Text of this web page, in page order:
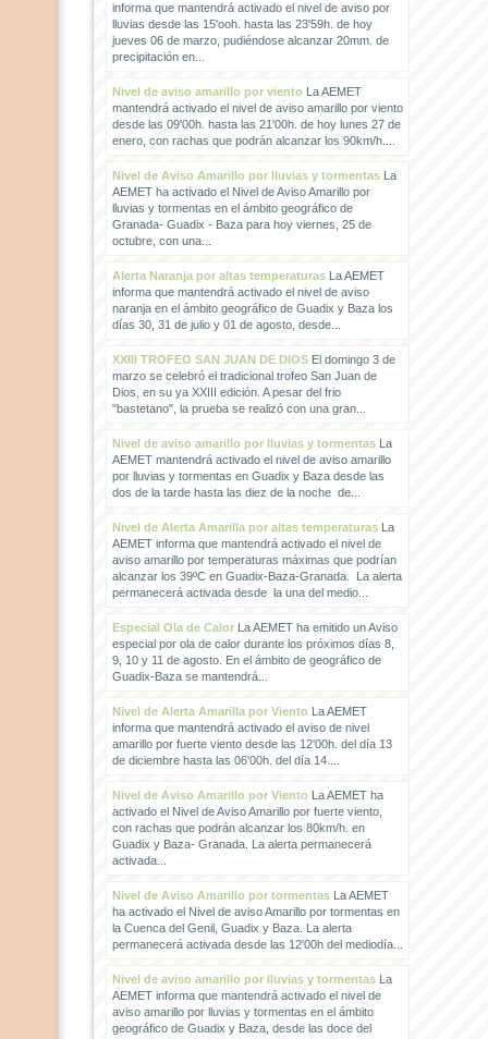
informa que mantendrá activado el nivel de aviso por
lluvias desde las 15'ooh. hasta las 23'59h. de hoy
jueves 06 de marzo, pudiéndose alcanzar 20mm. de
precipitación en...
Nivel de aviso amarillo por vientoLa AEMET
mantendrá activado el nivel de aviso amarillo por viento
desde las 09'00h. hasta las 21'00h. de hoy lunes 27 de
enero, con rachas que podrán alcanzar los 90km/h....
Nivel de Aviso Amarillo por lluvias y tormentasLa
AEMET ha activado el Nivel de Aviso Amarillo por
lluvias y tormentas en el ámbito geográfico de
Granada- Guadix - Baza para hoy viernes, 25 de
octubre, con una...
Alerta Naranja por altas temperaturasLa AEMET
informa que mantendrá activado el nivel de aviso
naranja en el ámbito geográfico de Guadix y Baza los
días 30, 31 de julio y 01 de agosto, desde...
XXIII TROFEO SAN JUAN DE DIOSEl domingo 3 de
marzo se celebró el tradicional trofeo San Juan de
Dios, en su ya XXIII edición. A pesar del frio
"bastetano", la prueba se realizó con una gran...
Nivel de aviso amarillo por lluvias y tormentasLa
AEMET mantendrá activado el nivel de aviso amarillo
por lluvias y tormentas en Guadix y Baza desde las
dos de la tarde hasta las diez de la noche de...
Nivel de Alerta Amarilla por altas temperaturasLa
AEMET informa que mantendrá activado el nivel de
aviso amarillo por temperaturas máximas que podrían
alcanzar los 39ºC en Guadix-Baza-Granada. La alerta
permanecerá activada desde la una del medio...
Especial Ola de CalorLa AEMET ha emitido un Aviso
especial por ola de calor durante los próximos días 8,
9, 10 y 11 de agosto. En el ámbito de geográfico de
Guadix-Baza se mantendrá...
Nivel de Alerta Amarilla por VientoLa AEMET
informa que mantendrá activado el aviso de nivel
amarillo por fuerte viento desde las 12'00h. del día 13
de diciembre hasta las 06'00h. del día 14....
Nivel de Aviso Amarillo por VientoLa AEMET ha
activado el Nivel de Aviso Amarillo por fuerte viento,
con rachas que podrán alcanzar los 80km/h. en
Guadix y Baza- Granada. La alerta permanecerá
activada...
Nivel de Aviso Amarillo por tormentasLa AEMET
ha activado el Nivel de aviso Amarillo por tormentas en
la Cuenca del Genil, Guadix y Baza. La alerta
permanecerá activada desde las 12'00h del mediodía...
Nivel de aviso amarillo por lluvias y tormentasLa
AEMET informa que mantendrá activado el nivel de
aviso amarillo por lluvias y tormentas en el ámbito
geográfico de Guadix y Baza, desde las doce del